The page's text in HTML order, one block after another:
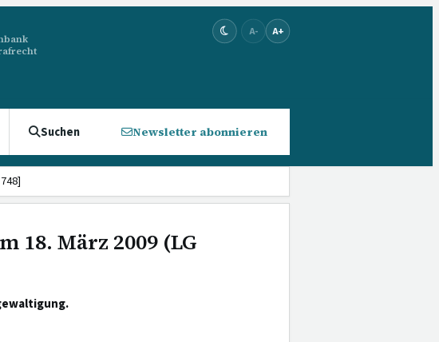
A- A+
Suchen Newsletter abonnieren
18. März 2009 (LG